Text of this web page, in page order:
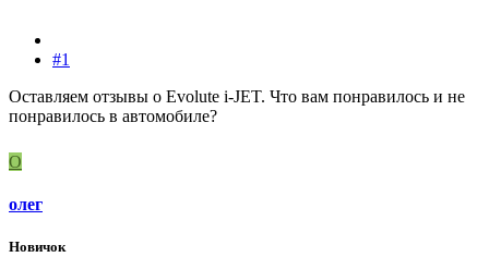
#1
Оставляем отзывы о Evolute i-JET. Что вам понравилось и не
понравилось в автомобиле?
О
олег
Новичок